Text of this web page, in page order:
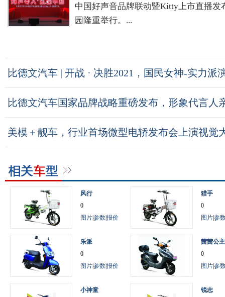
中国好声音品牌联动暨Kitty上市直播发
园隆重举行。...
比德文汽车 | 开战 · 决胜2021，国民女神-实力派
比德文汽车国家品牌战略重磅发布，形象代言人
美模＋靓车，行业首场微型电轿发布会上演视觉
风行
0
图片参数报价
猎手
0
图片参
乐派
0
图片参数报价
茜茜公主
0
图片参
小神童
锐志